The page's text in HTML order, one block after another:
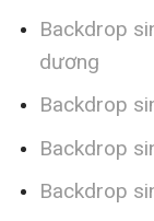
Backdrop
dương
Backdrop
Backdrop
Backdrop